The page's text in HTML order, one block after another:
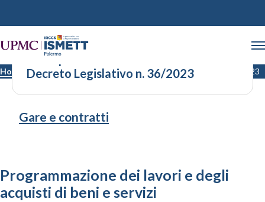
Home Adempimenti ex Articolo 37 del Decreto Legislativo n. 36/2023
Adempimenti ex Articolo 37 del
Decreto Legislativo n. 36/2023
Gare e contratti
Programmazione dei lavori e degli
acquisti di beni e servizi